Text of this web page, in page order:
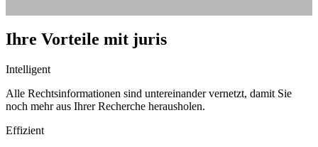
Ihre Vorteile mit juris
Intelligent
Alle Rechtsinformationen sind untereinander vernetzt, damit Sie
noch mehr aus Ihrer Recherche herausholen.
Effizient